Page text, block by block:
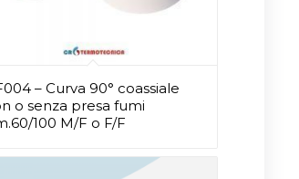
– Curva 90° coassiale
o senza presa fumi
100 M/F o F/F